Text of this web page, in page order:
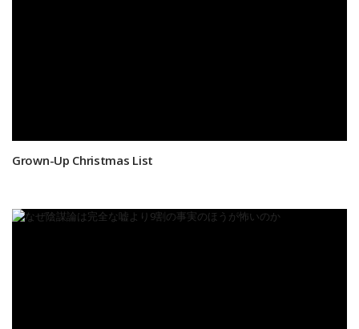
Grown-Up Christmas List